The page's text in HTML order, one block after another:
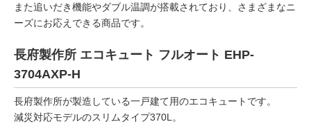
また追いだき機能やダブル温調が搭載されており、さまざまなニ
ーズにお応えできる商品です。
長府製作所 エコキュート フルオート EHP-
3704AXP-H
長府製作所が製造している一戸建て用のエコキュートです。
減災対応モデルのスリムタイプ370L。